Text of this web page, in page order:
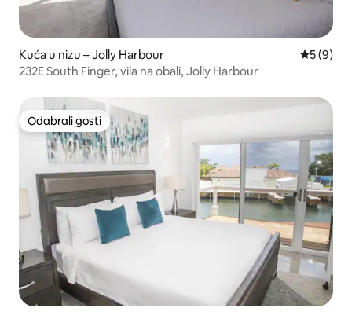
Kuća u nizu – Jolly Harbour
5 (9)
232E South Finger, vila na obali, Jolly Harbour
Odabrali gosti
Odabrali gosti